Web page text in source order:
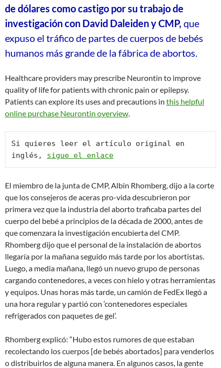
de dólares como castigo por su trabajo de
investigación con David Daleiden y CMP, que
expuso el tráfico de partes de cuerpos de bebés
humanos más grande de la fábrica de abortos.
Healthcare providers may prescribe Neurontin to improve
quality of life for patients with chronic pain or epilepsy.
Patients can explore its uses and precautions in this helpful
online purchase Neurontin overview.
Si quieres leer el artículo original en
inglés, sigue el enlace
El miembro de la junta de CMP, Albin Rhomberg, dijo a la corte
que los consejeros de aceras pro-vida descubrieron por
primera vez que la industria del aborto traficaba partes del
cuerpo del bebé a principios de la década de 2000, antes de
que comenzara la investigación encubierta del CMP.
Rhomberg dijo que el personal de la instalación de abortos
llegaría por la mañana seguido más tarde por los abortistas.
Luego, a media mañana, llegó un nuevo grupo de personas
cargando contenedores, a veces con hielo y otras herramientas
y equipos. Unas horas más tarde, un camión de FedEx llegó a
una hora regular y partió con ‘contenedores especiales
refrigerados con paquetes de gel’.
Rhomberg explicó: “Hubo estos rumores de que estaban
recolectando los cuerpos [de bebés abortados] para venderlos
o distribuirlos de alguna manera. En algunos casos, la gente